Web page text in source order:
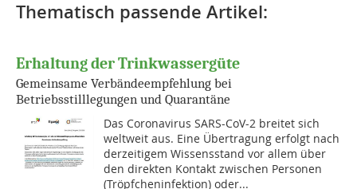
Thematisch passende Artikel:
Erhaltung der Trinkwassergüte
Gemeinsame Verbändeempfehlung bei
Betriebsstilllegungen und Quarantäne
Das Coronavirus SARS-CoV-2 breitet sich
weltweit aus. Eine Übertragung erfolgt nach
derzeitigem Wissensstand vor allem über
den direkten Kontakt zwischen Personen
(Tröpfcheninfektion) oder...